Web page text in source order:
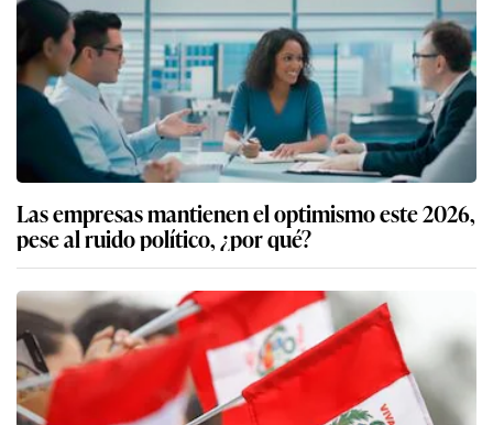
Las empresas mantienen el optimismo este 2026,
pese al ruido político, ¿por qué?